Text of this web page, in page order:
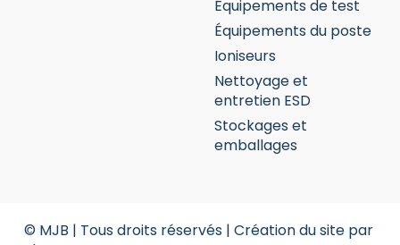
Équipements de test
Équipements du poste
Ioniseurs
Nettoyage et
entretien ESD
Stockages et
emballages
© MJB | Tous droits réservés | Création du site par